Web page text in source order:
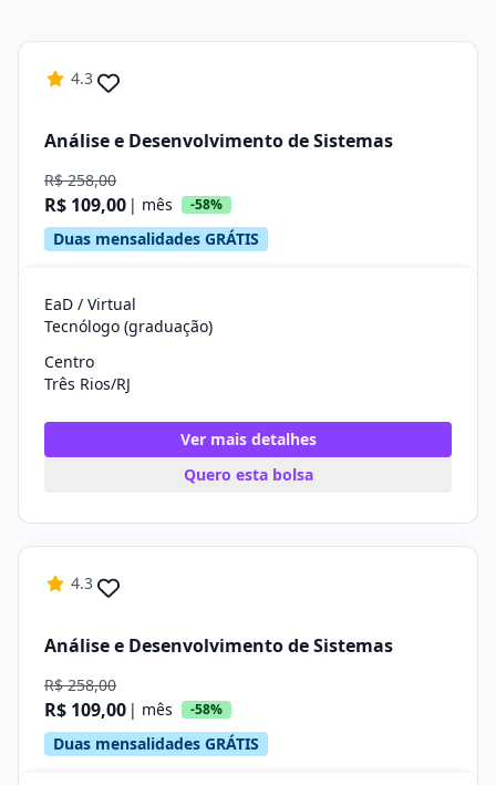
4.3
Análise e Desenvolvimento de Sistemas
R$ 258,00
R$ 109,00 | mês -58%
Duas mensalidades GRÁTIS
EaD / Virtual
Tecnólogo (graduação)
Centro
Três Rios/RJ
Ver mais detalhes
Quero esta bolsa
4.3
Análise e Desenvolvimento de Sistemas
R$ 258,00
R$ 109,00 | mês -58%
Duas mensalidades GRÁTIS